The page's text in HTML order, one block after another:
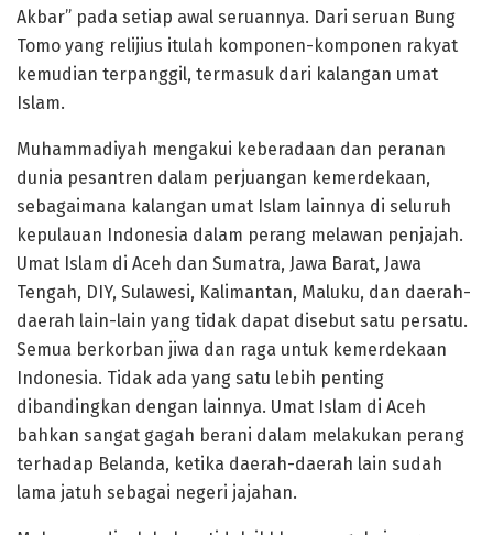
Akbar” pada setiap awal seruannya. Dari seruan Bung
Tomo yang relijius itulah komponen-komponen rakyat
kemudian terpanggil, termasuk dari kalangan umat
Islam.
Muhammadiyah mengakui keberadaan dan peranan
dunia pesantren dalam perjuangan kemerdekaan,
sebagaimana kalangan umat Islam lainnya di seluruh
kepulauan Indonesia dalam perang melawan penjajah.
Umat Islam di Aceh dan Sumatra, Jawa Barat, Jawa
Tengah, DIY, Sulawesi, Kalimantan, Maluku, dan daerah-
daerah lain-lain yang tidak dapat disebut satu persatu.
Semua berkorban jiwa dan raga untuk kemerdekaan
Indonesia. Tidak ada yang satu lebih penting
dibandingkan dengan lainnya. Umat Islam di Aceh
bahkan sangat gagah berani dalam melakukan perang
terhadap Belanda, ketika daerah-daerah lain sudah
lama jatuh sebagai negeri jajahan.